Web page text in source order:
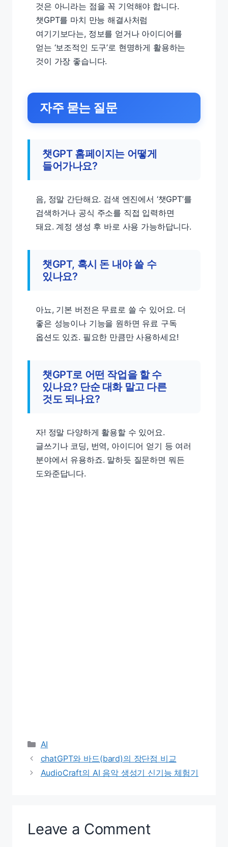
것은 아니라는 점을 꼭 기억해야 합니다.
챗GPT를 마치 만능 해결사처럼
여기기보다는, 정보를 얻거나 아이디어를
얻는 ‘보조적인 도구’로 현명하게 활용하는
것이 가장 좋습니다.
자주 묻는 질문
챗GPT 홈페이지는 어떻게
들어가나요?
음, 정말 간단해요. 검색 엔진에서 ‘챗GPT’를
검색하거나 공식 주소를 직접 입력하면
돼요. 계정 생성 후 바로 사용 가능하답니다.
챗GPT, 혹시 돈 내야 쓸 수
있나요?
아뇨, 기본 버전은 무료로 쓸 수 있어요. 더
좋은 성능이나 기능을 원하면 유료 구독
옵션도 있죠. 필요한 만큼만 사용하세요!
챗GPT로 어떤 작업을 할 수
있나요? 단순 대화 말고 다른
것도 되나요?
자! 정말 다양하게 활용할 수 있어요.
글쓰기나 코딩, 번역, 아이디어 얻기 등 여러
분야에서 유용하죠. 말하듯 질문하면 뭐든
도와준답니다.
Categories
AI
chatGPT와 바드(bard)의 장단점 비교
AudioCraft의 AI 음악 생성기 신기능 체험기
Leave a Comment